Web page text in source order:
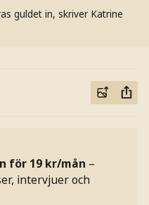
guldet in, skriver Katrine
för 19 kr/mån –
intervjuer och